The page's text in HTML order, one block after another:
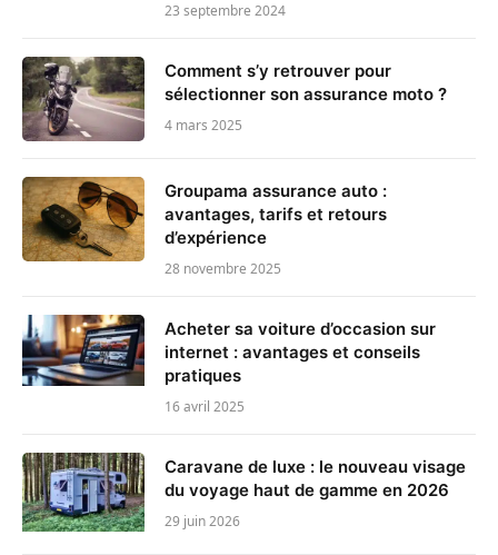
23 septembre 2024
Comment s’y retrouver pour
sélectionner son assurance moto ?
4 mars 2025
Groupama assurance auto :
avantages, tarifs et retours
d’expérience
28 novembre 2025
Acheter sa voiture d’occasion sur
internet : avantages et conseils
pratiques
16 avril 2025
Caravane de luxe : le nouveau visage
du voyage haut de gamme en 2026
29 juin 2026